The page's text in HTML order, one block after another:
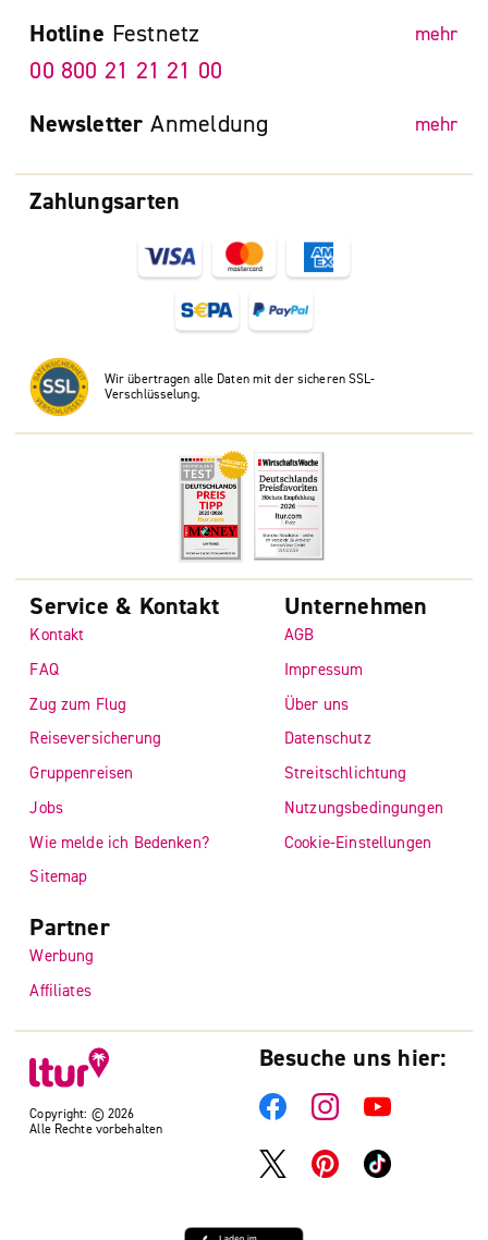
Zahlungsarten
Wir übertragen alle Daten mit der sicheren SSL-
Verschlüsselung.
Hotline Festnetz mehr
00 800 21 21 21 00
Newsletter Anmeldung mehr
Copyright: © 2026
Alle Rechte vorbehalten
Service & Kontakt
Kontakt
FAQ
Zug zum Flug
Reiseversicherung
Gruppenreisen
Jobs
Wie melde ich Bedenken?
Sitemap
Unternehmen
AGB
Impressum
Über uns
Datenschutz
Streitschlichtung
Nutzungsbedingungen
Cookie-Einstellungen
Partner
Werbung
Affiliates
Besuche uns hier: